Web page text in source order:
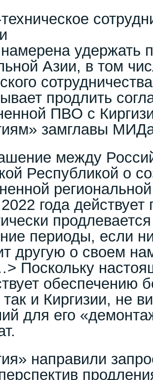
удержать
Азии, в том
продлить
ПВО с
замглавы
между
Республикой о
года действует
периоды, если
другую о своем
Поскольку
обеспечению
и Киргизии, не
для его
направили